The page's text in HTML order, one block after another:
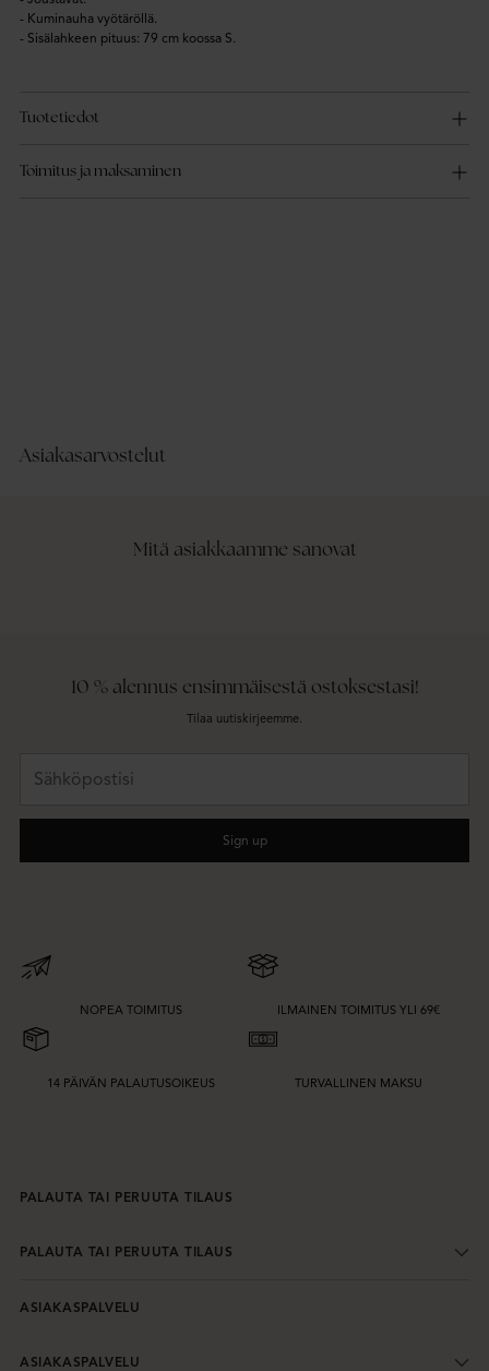
- Kuminauha vyötäröllä.
- Sisälahkeen pituus: 79 cm koossa S.
Tuotetiedot
Toimitus ja maksaminen
Asiakasarvostelut
Mitä asiakkaamme sanovat
10 % alennus ensimmäisestä ostoksestasi!
Tilaa uutiskirjeemme.
Sign up
NOPEA TOIMITUS ILMAINEN TOIMITUS YLI 69€
14 PÄIVÄN PALAUTUSOIKEUS TURVALLINEN MAKSU
PALAUTA TAI PERUUTA TILAUS
PALAUTA TAI PERUUTA TILAUS
ASIAKASPALVELU
ASIAKASPALVELU